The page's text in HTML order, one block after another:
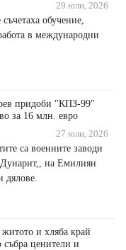
29 юли, 2026
обучение,
в международни
придоби "КПЗ-99"
за 16 млн. евро
27 юли, 2026
са военните заводи
на Емилиян
дялове.
и хляба край
събра ценители и